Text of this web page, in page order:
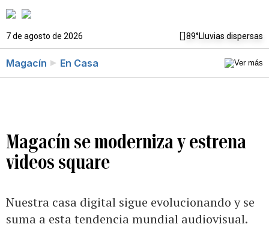
7 de agosto de 2026 89°Lluvias dispersas
Magacín En Casa
Magacín se moderniza y estrena
videos square
Nuestra casa digital sigue evolucionando y se
suma a esta tendencia mundial audiovisual.